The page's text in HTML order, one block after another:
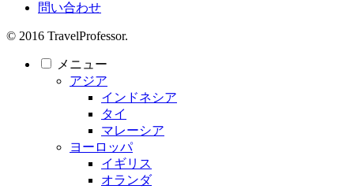
問い合わせ
© 2016 TravelProfessor.
メニュー
アジア
インドネシア
タイ
マレーシア
ヨーロッパ
イギリス
オランダ